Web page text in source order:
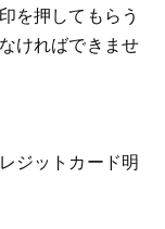
を押してもらう
ければできませ
ジットカード明